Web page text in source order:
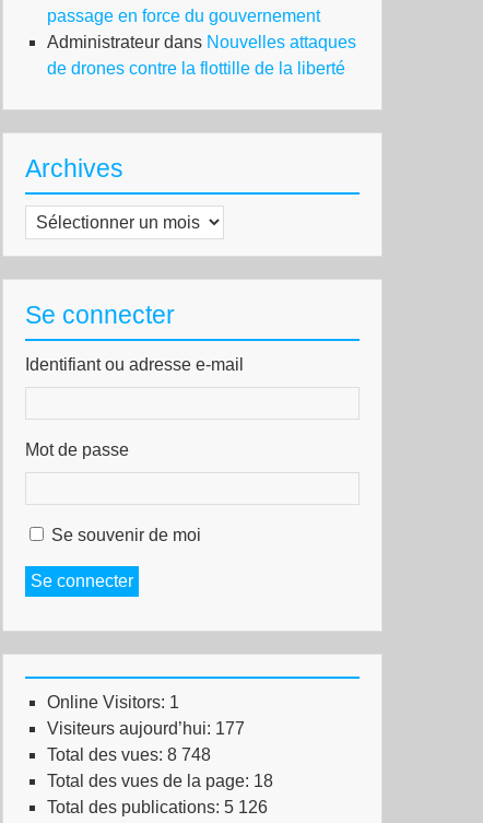
passage en force du gouvernement
Administrateur dans Nouvelles attaques
de drones contre la flottille de la liberté
Archives
Archives
Se connecter
Identifiant ou adresse e-mail
Mot de passe
Se souvenir de moi
Se connecter
Online Visitors: 1
Visiteurs aujourd’hui: 177
Total des vues: 8 748
Total des vues de la page: 18
Total des publications: 5 126